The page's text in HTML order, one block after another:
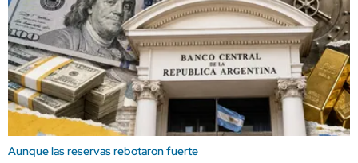
Aunque las reservas rebotaron fuerte